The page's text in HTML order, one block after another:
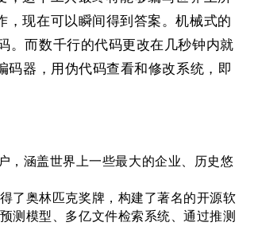
现在可以瞬间得到答案。机械式的
。而数千行的代码更改在几秒钟内就
器，用伪代码查看和修改系统，即
，涵盖世界上一些最大的企业、历史悠
了奥林匹克奖牌，构建了著名的开源软
测模型、多亿文件检索系统、通过推测